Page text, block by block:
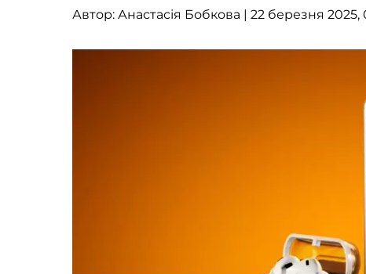
Автор: Анастасія Бобкова | 22 березня 2025,